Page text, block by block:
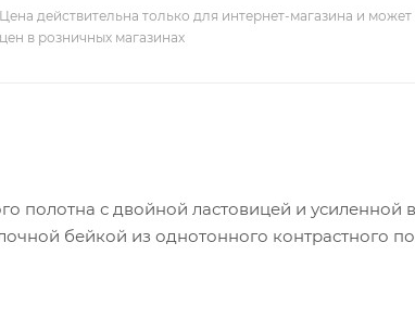
Цена действительна только для интернет-магазина и может
цен в розничных магазинах
полотна с двойной ластовицей и усиленной
бейкой из однотонного контрастного